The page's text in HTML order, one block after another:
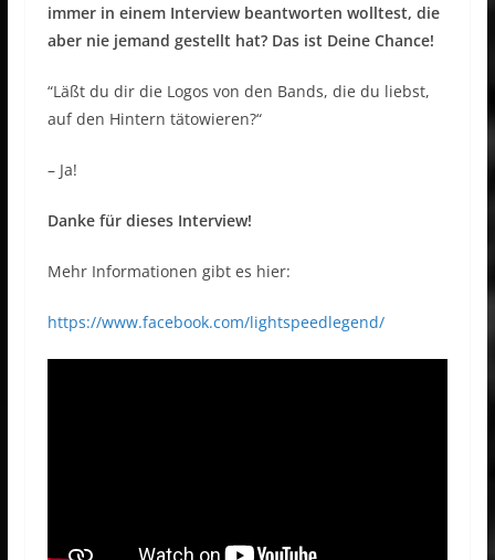
immer in einem Interview beantworten wolltest, die
aber nie jemand gestellt hat? Das ist Deine Chance!
“Läßt du dir die Logos von den Bands, die du liebst,
auf den Hintern tätowieren?“
– Ja!
Danke für dieses Interview!
Mehr Informationen gibt es hier:
https://www.facebook.com/lightspeedlegend/